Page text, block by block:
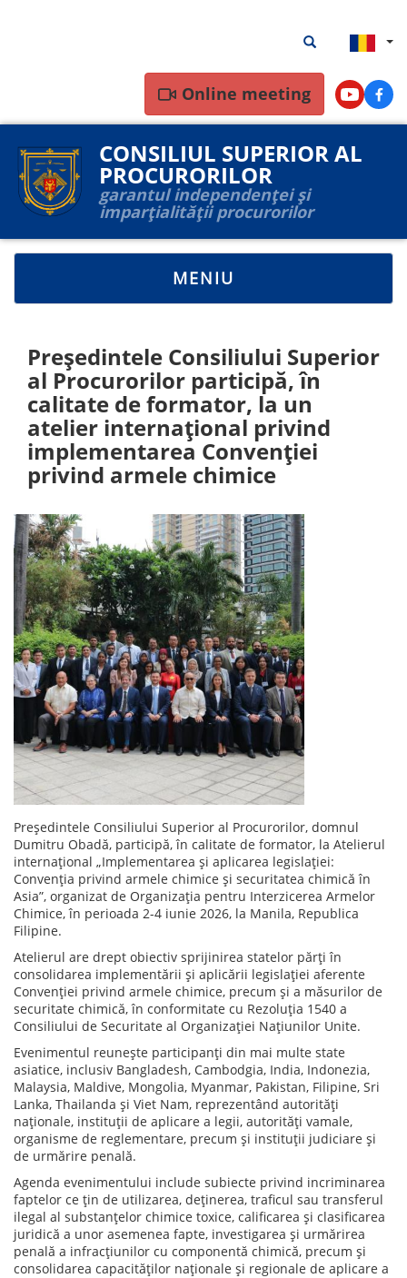
Rezultate
căutare
Rezultate
Online meeting Youtube
CONSILIUL SUPERIOR AL
PROCURORILOR
garantul independenței și
imparțialității procurorilor
TOGGLE
NAVIGATION
MENIU
Președintele Consiliului Superior
al Procurorilor participă, în
calitate de formator, la un
atelier internațional privind
implementarea Convenției
privind armele chimice
Președintele Consiliului Superior al Procurorilor, domnul
Dumitru Obadă, participă, în calitate de formator, la Atelierul
internațional „Implementarea și aplicarea legislației:
Convenția privind armele chimice și securitatea chimică în
Asia”, organizat de Organizația pentru Interzicerea Armelor
Chimice, în perioada 2-4 iunie 2026, la Manila, Republica
Filipine.
Atelierul are drept obiectiv sprijinirea statelor părți în
consolidarea implementării și aplicării legislației aferente
Convenției privind armele chimice, precum și a măsurilor de
securitate chimică, în conformitate cu Rezoluția 1540 a
Consiliului de Securitate al Organizației Națiunilor Unite.
Evenimentul reunește participanți din mai multe state
asiatice, inclusiv Bangladesh, Cambodgia, India, Indonezia,
Malaysia, Maldive, Mongolia, Myanmar, Pakistan, Filipine, Sri
Lanka, Thailanda și Viet Nam, reprezentând autorități
naționale, instituții de aplicare a legii, autorități vamale,
organisme de reglementare, precum și instituții judiciare și
de urmărire penală.
Agenda evenimentului include subiecte privind incriminarea
faptelor ce țin de utilizarea, deținerea, traficul sau transferul
ilegal al substanțelor chimice toxice, calificarea și clasificarea
juridică a unor asemenea fapte, investigarea și urmărirea
penală a infracțiunilor cu componentă chimică, precum și
consolidarea capacităților naționale și regionale de aplicare a